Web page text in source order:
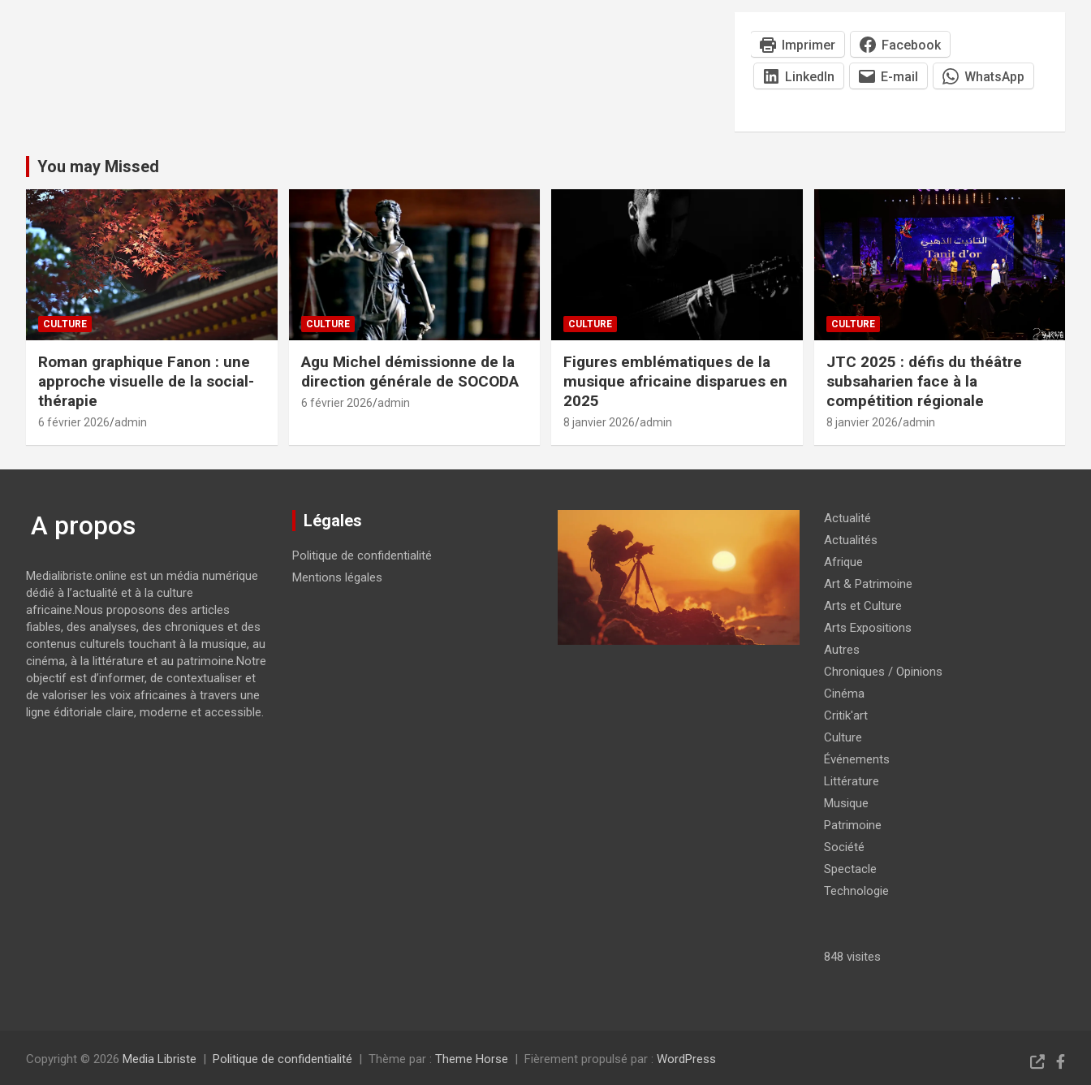
Imprimer Facebook
LinkedIn E-mail WhatsApp
You may Missed
CULTURE
Roman graphique Fanon : une
approche visuelle de la social-
thérapie
6 février 2026 admin
CULTURE
Agu Michel démissionne de la
direction générale de SOCODA
6 février 2026 admin
CULTURE
Figures emblématiques de la
musique africaine disparues en
2025
8 janvier 2026 admin
CULTURE
JTC 2025 : défis du théâtre
subsaharien face à la
compétition régionale
8 janvier 2026 admin
A propos
Medialibriste.online est un média numérique
dédié à l’actualité et à la culture
africaine.Nous proposons des articles
fiables, des analyses, des chroniques et des
contenus culturels touchant à la musique, au
cinéma, à la littérature et au patrimoine.Notre
objectif est d’informer, de contextualiser et
de valoriser les voix africaines à travers une
ligne éditoriale claire, moderne et accessible.
Légales
Politique de confidentialité
Mentions légales
Actualité
Actualités
Afrique
Art & Patrimoine
Arts et Culture
Arts Expositions
Autres
Chroniques / Opinions
Cinéma
Critik'art
Culture
Événements
Littérature
Musique
Patrimoine
Société
Spectacle
Technologie
848 visites
Copyright © 2026 Media Libriste Politique de confidentialité Thème par : Theme Horse Fièrement propulsé par : WordPress